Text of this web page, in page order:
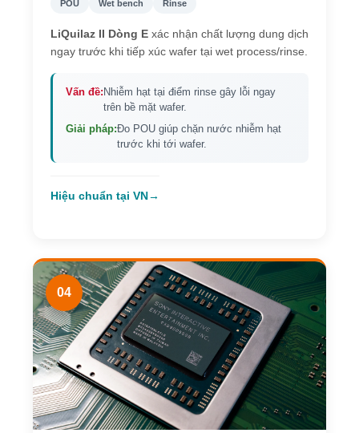
POU Wet bench Rinse
LiQuilaz II Dòng E xác nhận chất lượng dung dịch
ngay trước khi tiếp xúc wafer tại wet process/rinse.
Vấn đề: Nhiễm hạt tại điểm rinse gây lỗi ngay
trên bề mặt wafer.
Giải pháp:Đo POU giúp chặn nước nhiễm hạt
trước khi tới wafer.
Hiệu chuẩn tại VN →
04